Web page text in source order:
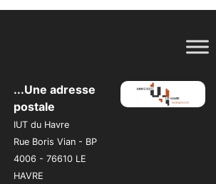
...Une adresse
postale
IUT du Havre
Rue Boris Vian - BP
4006 - 76610 LE
HAVRE